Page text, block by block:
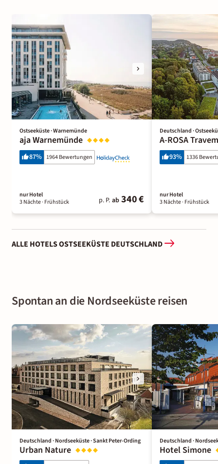
Ostseeküste · Warnemünde
aja Warnemünde
87% 1964 Bewertungen
nur Hotel
3 Nächte· Frühstück p. P. ab 340 €
Deutschland ·
A-ROSA
93% 1336
nur Hotel
3 Nächte· Frühstück
ALLE HOTELS OSTSEEKÜSTE DEUTSCHLAND
Spontan an die Nordseeküste reisen
Deutschland · Nordseeküste · Sankt Peter-Ording
Urban Nature
Deutschland ·
Hotel Simone